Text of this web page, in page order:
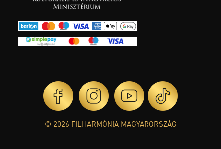
© 2026 FILHARMÓNIA MAGYARORSZÁG